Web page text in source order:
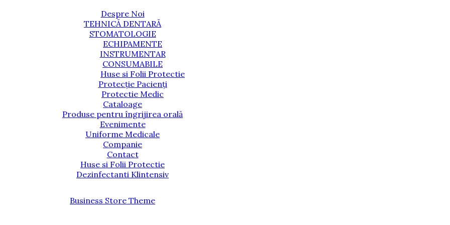
Despre Noi
TEHNICĂ DENTARĂ
STOMATOLOGIE
ECHIPAMENTE
INSTRUMENTAR
CONSUMABILE
Huse si Folii Protectie
Protecție Pacienți
Protectie Medic
Cataloage
Produse pentru îngrijirea orală
Evenimente
Uniforme Medicale
Companie
Contact
Huse si Folii Protectie
Dezinfectanti Klintensiv
Business Store Theme